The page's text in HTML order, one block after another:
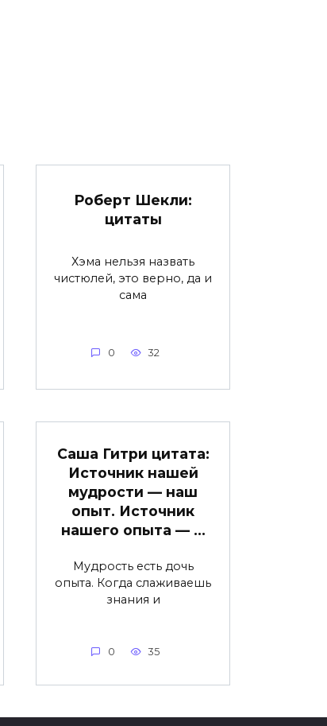
Роберт Шекли:
цитаты
Хэма нельзя назвать
чистюлей, это верно, да и
сама
0 32
Саша Гитри цитата:
Источник нашей
мудрости — наш
опыт. Источник
нашего опыта — …
Мудрость есть дочь
опыта. Когда слаживаешь
знания и
0 35